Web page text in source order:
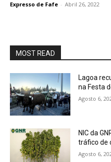
Expresso de Fafe - Abril 26, 2022
MOST READ
Lagoa
na Festa
Agosto 6,
NIC da
tráfico de
Agosto 6,